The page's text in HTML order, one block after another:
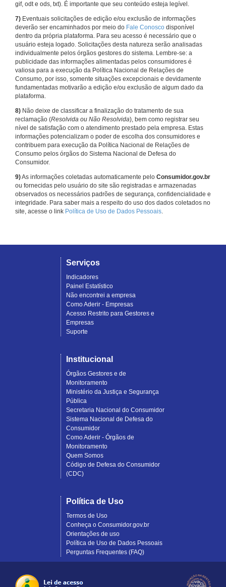
gif, odt e ods, txt). É importante que seu conteúdo esteja legível.
7) Eventuais solicitações de edição e/ou exclusão de informações
deverão ser encaminhados por meio do Fale Conosco disponível
dentro da própria plataforma. Para seu acesso é necessário que o
usuário esteja logado. Solicitações desta natureza serão analisadas
individualmente pelos órgãos gestores do sistema. Lembre-se: a
publicidade das informações alimentadas pelos consumidores é
valiosa para a execução da Política Nacional de Relações de
Consumo, por isso, somente situações excepcionais e devidamente
fundamentadas motivarão a edição e/ou exclusão de algum dado da
plataforma.
8) Não deixe de classificar a finalização do tratamento de sua
reclamação (Resolvida ou Não Resolvida), bem como registrar seu
nível de satisfação com o atendimento prestado pela empresa. Estas
informações potencializam o poder de escolha dos consumidores e
contribuem para execução da Política Nacional de Relações de
Consumo pelos órgãos do Sistema Nacional de Defesa do
Consumidor.
9)As informações coletadas automaticamente pelo Consumidor.gov.br
ou fornecidas pelo usuário do site são registradas e armazenadas
observados os necessários padrões de segurança, confidencialidade e
integridade. Para saber mais a respeito do uso dos dados coletados no
site, acesse o link Política de Uso de Dados Pessoais.
Serviços
Indicadores
Painel Estatístico
Não encontrei a empresa
Como Aderir - Empresas
Acesso Restrito para Gestores e
Empresas
Suporte
Institucional
Órgãos Gestores e de
Monitoramento
Ministério da Justiça e Segurança
Pública
Secretaria Nacional do Consumidor
Sistema Nacional de Defesa do
Consumidor
Como Aderir - Órgãos de
Monitoramento
Quem Somos
Código de Defesa do Consumidor
(CDC)
Política de Uso
Termos de Uso
Conheça o Consumidor.gov.br
Orientações de uso
Política de Uso de Dados Pessoais
Perguntas Frequentes (FAQ)